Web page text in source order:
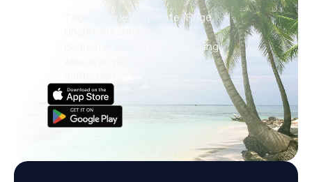
Täglich neue Angebote: Flüge,
Bequeme Buchungsverwaltung